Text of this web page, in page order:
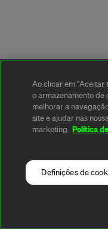
Ao clicar em "Aceitar
o armazenamento de
melhorar a
site e ajudar nas
marketing. Política
Definições de